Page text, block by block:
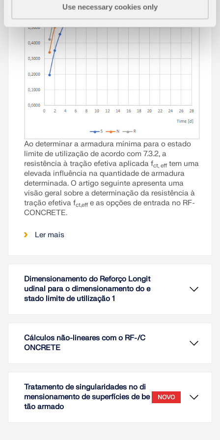
Use necessary cookies only
Ao determinar a armadura mínima para o estado
limite de utilização de acordo com 7.3.2, a
resistência à tração efetiva aplicada fct, efftem uma
elevada influência na quantidade de armadura
determinada. O artigo seguinte apresenta uma
visão geral sobre a determinação da resistência à
tração efetiva fct,effe as opções de entrada no RF-
CONCRETE.
Ler mais
Dimensionamento do Reforço Longit
udinal para o dimensionamento do e
stado limite de utilização 1
Cálculos não-lineares com o RF-/C
ONCRETE
Tratamento de singularidades no di
mensionamento de superfícies de be
tão armado
NOVO